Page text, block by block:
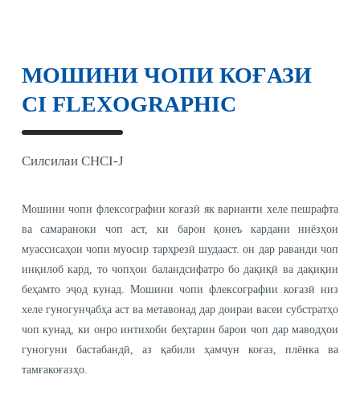
МОШИНИ ЧОПИ КОҒАЗИ
CI FLEXOGRAPHIC
Силсилаи CHCI-J
Мошини чопи флексографии коғазӣ як варианти хеле пешрафта
ва самараноки чоп аст, ки барои қонеъ кардани ниёзҳои
муассисаҳои чопи муосир тарҳрезӣ шудааст. он дар раванди чоп
инқилоб кард, то чопҳои баландсифатро бо дақиқӣ ва дақиқии
беҳамто эҷод кунад. Мошини чопи флексографии коғазӣ низ
хеле гуногунҷабҳа аст ва метавонад дар доираи васеи субстратҳо
чоп кунад, ки онро интихоби беҳтарин барои чоп дар маводҳои
гуногуни бастабандӣ, аз қабили ҳамчун коғаз, плёнка ва
тамғакоғазҳо.